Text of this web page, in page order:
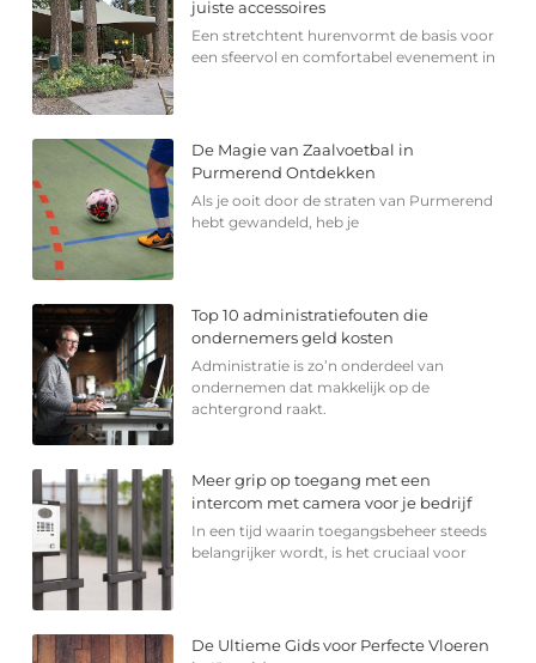
juiste accessoires
Een stretchtent hurenvormt de basis voor
een sfeervol en comfortabel evenement in
De Magie van Zaalvoetbal in
Purmerend Ontdekken
Als je ooit door de straten van Purmerend
hebt gewandeld, heb je
Top 10 administratiefouten die
ondernemers geld kosten
Administratie is zo’n onderdeel van
ondernemen dat makkelijk op de
achtergrond raakt.
Meer grip op toegang met een
intercom met camera voor je bedrijf
In een tijd waarin toegangsbeheer steeds
belangrijker wordt, is het cruciaal voor
De Ultieme Gids voor Perfecte Vloeren